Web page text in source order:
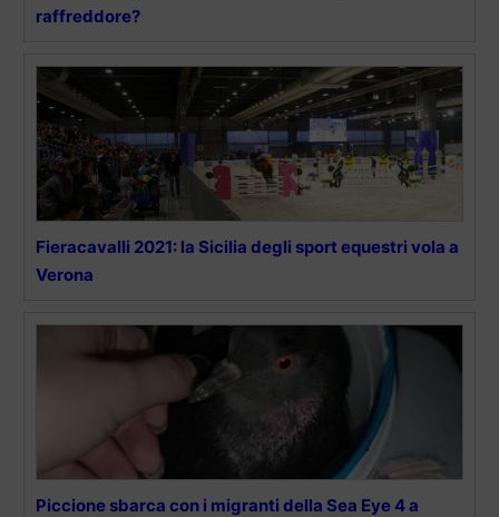
raffreddore?
Fieracavalli 2021: la Sicilia degli sport equestri vola a
Verona
Piccione sbarca con i migranti della Sea Eye 4 a